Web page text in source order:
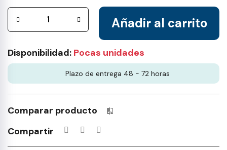
Añadir al carrito
Disponibilidad: Pocas unidades
Plazo de entrega 48 - 72 horas
Comparar producto Productos incluidos en tu lista
Compartir